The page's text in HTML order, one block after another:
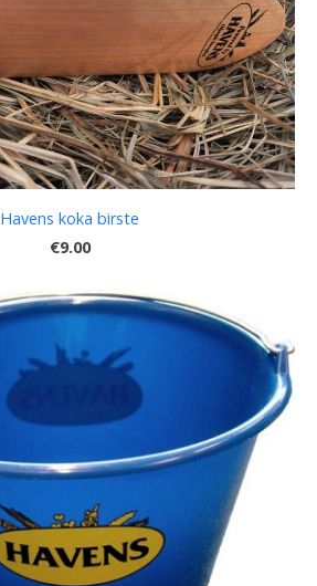
Havens koka birste
€9.00